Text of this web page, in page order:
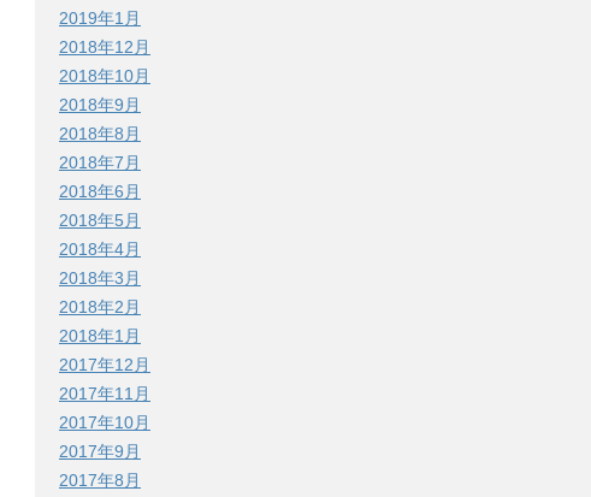
2019年1月
2018年12月
2018年10月
2018年9月
2018年8月
2018年7月
2018年6月
2018年5月
2018年4月
2018年3月
2018年2月
2018年1月
2017年12月
2017年11月
2017年10月
2017年9月
2017年8月